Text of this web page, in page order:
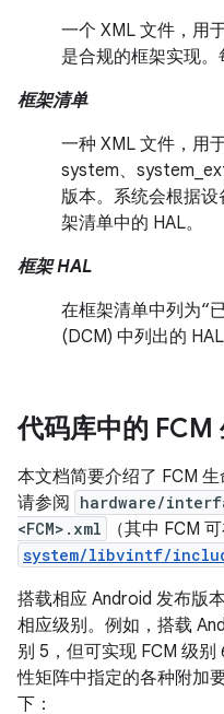
一个 XML 文件，用
是合规的框架实现。
框架清单
一种 XML 文件，用
system、
版本。系统会根据
架清单中的 HAL。
框架 HAL
在框架清单中列为“
(DCM) 中列出的 HAL
代码库中的 FCM
本文档简要介绍了 FCM
请参阅
hardware/
<FCM>.xml
（其中 FCM
system/libvintf/
搭载相应 Android 发布版
相应级别。例如，搭载
别 5，但可实现 FCM 级
性矩阵中指定的各种附加
下：